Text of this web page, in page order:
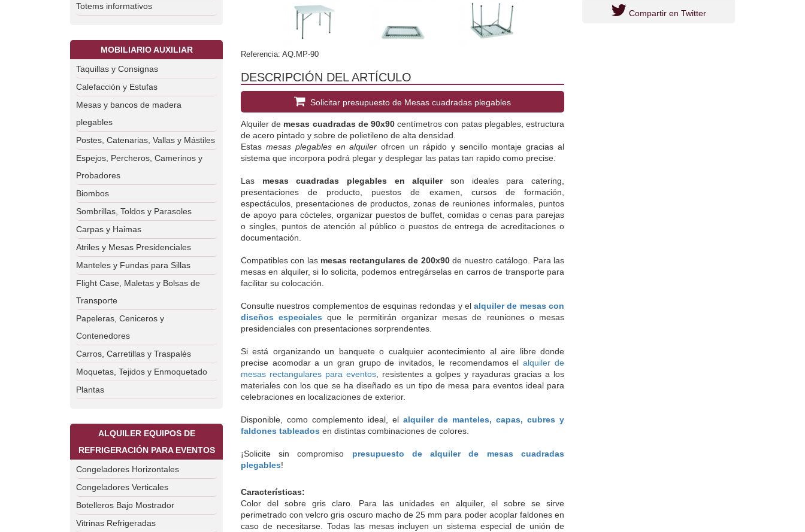
Totems informativos
MOBILIARIO AUXILIAR
Taquillas y Consignas
Calefacción y Estufas
Mesas y bancos de madera
plegables
Postes, Catenarias, Vallas y Mástiles
Espejos, Percheros, Camerinos y
Probadores
Biombos
Sombrillas, Toldos y Parasoles
Carpas y Haimas
Atriles y Mesas Presidenciales
Manteles y Fundas para Sillas
Flight Case, Maletas y Bolsas de
Transporte
Papeleras, Ceniceros y
Contenedores
Carros, Carretillas y Traspalés
Moquetas, Tejidos y Enmoquetado
Plantas
ALQUILER EQUIPOS DE
REFRIGERACIÓN PARA EVENTOS
Congeladores Horizontales
Congeladores Verticales
Botelleros Bajo Mostrador
Vitrinas Refrigeradas
Referencia: AQ.MP-90
DESCRIPCIÓN DEL ARTÍCULO
Solicitar presupuesto de Mesas cuadradas plegables
Alquiler de mesas cuadradas de 90x90 centímetros con patas plegables, estructura
de acero pintado y sobre de polietileno de alta densidad.
Estas mesas plegables en alquiler ofrcen un rápido y sencillo montaje gracias al
sistema que incorpora podrá plegar y desplegar las patas tan rapido como precise.
Las mesas cuadradas plegables en alquiler son ideales para catering,
presentaciones de producto, puestos de examen, cursos de formación,
espectáculos, presentaciones de productos, zonas de reuniones informales, puntos
de apoyo para cócteles, organizar puestos de buffet, comidas o cenas para parejas
o singles, puntos de atención al público o puestos de entrega de acreditaciones o
documentación.
Compatibles con las mesas rectangulares de 200x90 de nuestro catálogo. Para las
mesas en alquiler, si lo solicita, podemos entregárselas en carros de transporte para
facilitar su colocación.
Consulte nuestros complementos de esquinas redondas y el alquiler de mesas con
diseños especiales que le permitirán organizar mesas de reuniones o mesas
presidenciales con presentaciones sorprendentes.
Si está organizando un banquete o cualquier acontecimiento al aire libre donde
precise acomodar a un gran grupo de invitados, le recomendamos elalquiler de
mesas rectangulares para eventos , resistentes a golpes y rayaduras gracias a los
materiales con los que se ha diseñado es un tipo de mesa para eventos ideal para
celebraciones en localizaciones de exterior.
Disponible, como complemento ideal, el alquiler de manteles, capas, cubres y
faldones tableados en distintas combinaciones de colores.
¡Solicite sin compromiso presupuesto de alquiler de mesas cuadradas
plegables!
Características:
Color del sobre gris claro. Para las unidades en alquiler, el sobre se sirve
perimetrado con velcro gris oscuro macho de 25 mm para poder acoplar faldones en
caso de necesitarse. Todas las mesas incluyen un sistema especial de unión de
Compartir en Twitter